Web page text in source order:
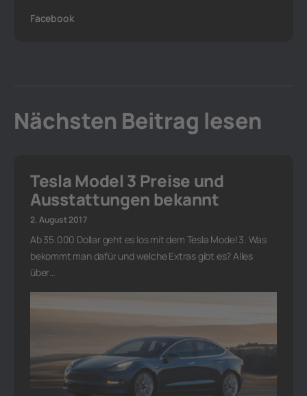
Facebook
Nächsten Beitrag lesen
Tesla Model 3 Preise und
Ausstattungen bekannt
2. August 2017
Ab 35.000 Dollar geht es los mit dem Tesla Model 3. Was
bekommt man dafür und welche Extras gibt es? Alles
über…